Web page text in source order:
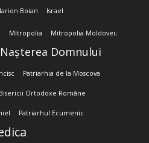
Boian Israel
Mitropolia Mitropolia Moldovei;
Nașterea Domnului
Patriarhia de la Moscova
Ortodoxe Române
Patriarhul Ecumenic